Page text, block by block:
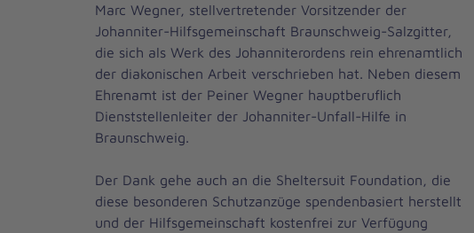
Marc Wegner, stellvertretender Vorsitzender der
Johanniter-Hilfsgemeinschaft Braunschweig-Salzgitter,
die sich als Werk des Johanniterordens rein ehrenamtlich
der diakonischen Arbeit verschrieben hat. Neben diesem
Ehrenamt ist der Peiner Wegner hauptberuflich
Dienststellenleiter der Johanniter-Unfall-Hilfe in
Braunschweig.
Der Dank gehe auch an die Sheltersuit Foundation, die
diese besonderen Schutzanzüge spendenbasiert herstellt
und der Hilfsgemeinschaft kostenfrei zur Verfügung